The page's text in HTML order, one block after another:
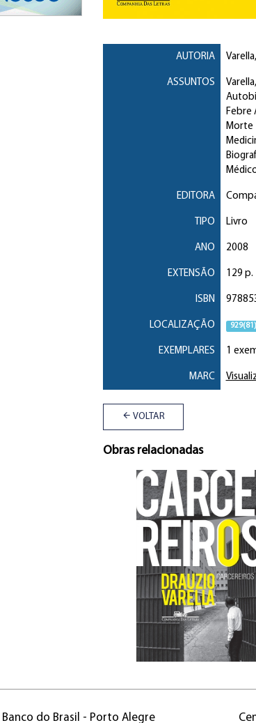
AUTORIA
ASSUNTOS
Febre
Morte
EDITORA
TIPO Livro
ANO 2008
EXTENSÃO 129 p.
ISBN
LOCALIZAÇÃO
EXEMPLARES 1
MARC
VOLTAR
Obras relacionadas
do Brasil - Porto Alegre